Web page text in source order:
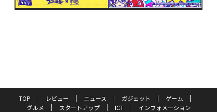
TOP レビュー ニュース ガジェット
ゲーム
グルメ
スタートアップ ICT
インフォメーション